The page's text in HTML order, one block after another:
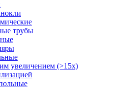
трубы
увеличением (>15x)